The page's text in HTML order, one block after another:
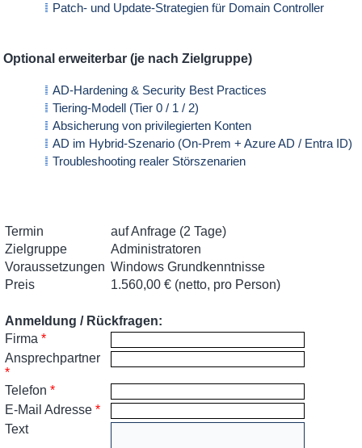
Patch- und Update-Strategien für Domain Controller
Optional erweiterbar (je nach Zielgruppe)
AD-Hardening & Security Best Practices
Tiering-Modell (Tier 0 / 1 / 2)
Absicherung von privilegierten Konten
AD im Hybrid-Szenario (On-Prem + Azure AD / Entra ID)
Troubleshooting realer Störszenarien